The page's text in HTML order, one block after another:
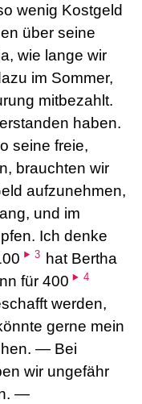
wenig Kostgeld
über seine
wie lange wir
im Sommer,
mitbezahlt.
haben.
seine freie,
brauchten wir
aufzunehmen,
und im
Ich denke
3
hat Bertha
für 400
4
werden,
gerne mein
— Bei
wir ungefähr
—